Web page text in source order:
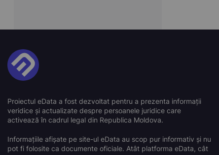
Proiectul eData a fost dezvoltat pentru a prezenta informații
veridice și actualizate despre persoanele juridice care
activează în cadrul legal din Republica Moldova.
Informațiile afișate pe site-ul eData au scop pur informativ și nu
pot fi folosite ca documente oficiale. Atât platforma eData, cât